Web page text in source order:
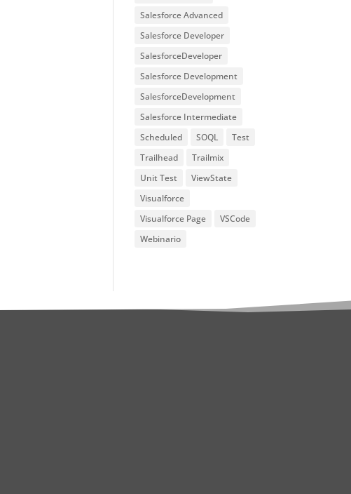
Salesforce Advanced
Salesforce Developer
SalesforceDeveloper
Salesforce Development
SalesforceDevelopment
Salesforce Intermediate
Scheduled
SOQL
Test
Trailhead
Trailmix
Unit Test
ViewState
Visualforce
Visualforce Page
VSCode
Webinario